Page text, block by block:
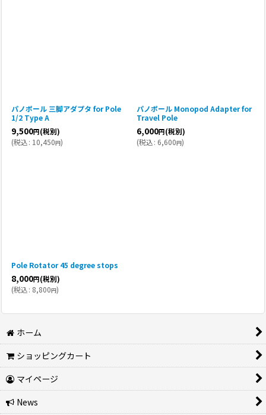
パノポール 三脚アダプタ for Pole
1/2 Type A
9,500円(税別)
(税込: 10,450円)
パノポール Monopod Adapter for
Travel Pole
6,000円(税別)
(税込: 6,600円)
Pole Rotator 45 degree stops
8,000円(税別)
(税込: 8,800円)
ホーム
ショッピングカート
マイページ
News